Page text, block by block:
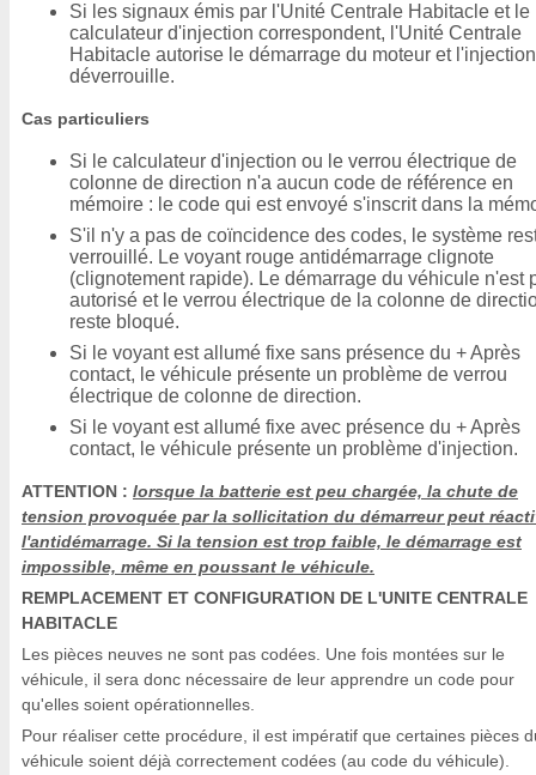
Si les signaux émis par l'Unité Centrale Habitacle et le
calculateur d'injection correspondent, l'Unité Centrale
Habitacle autorise le démarrage du moteur et
déverrouille.
Cas particuliers
Si le calculateur d'injection ou le verrou électrique de
colonne de direction n'a aucun code de référence en
mémoire : le code qui est envoyé s'inscrit dans la
S'il n'y a pas de coïncidence des codes, le système
verrouillé. Le voyant rouge antidémarrage clignote
(clignotement rapide). Le démarrage du véhicule n'est
autorisé et le verrou électrique de la colonne de
reste bloqué.
Si le voyant est allumé fixe sans présence du + Après
contact, le véhicule présente un problème de verrou
électrique de colonne de direction.
Si le voyant est allumé fixe avec présence du + Après
contact, le véhicule présente un problème d'injection.
ATTENTION : lorsque la batterie est peu chargée, la chute de
tension provoquée par la sollicitation du démarreur peut
l'antidémarrage. Si la tension est trop faible, le démarrage est
impossible, même en poussant le véhicule.
REMPLACEMENT ET CONFIGURATION DE L'UNITE CENTRALE
HABITACLE
Les pièces neuves ne sont pas codées. Une fois montées sur le
véhicule, il sera donc nécessaire de leur apprendre un code pour
qu'elles soient opérationnelles.
Pour réaliser cette procédure, il est impératif que certaines pièces
véhicule soient déjà correctement codées (au code du véhicule).